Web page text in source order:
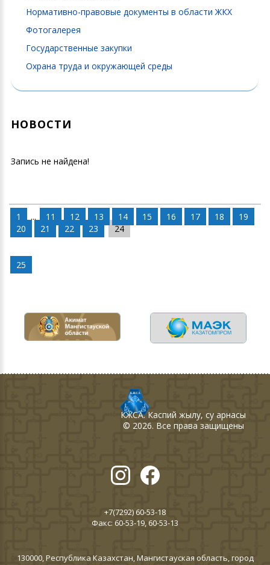
Нормативно-правовые документы в области ЖКХ
Фотогалерея
Государственные закупки
Охрана труда и окружающей среды
НОВОСТИ
Запись не найдена!
1 ... 11 12 13 14 15 16 17 18
19
20
21 22 23 24
25
КЖСА. Каспий жылу, су арнасы
© 2026. Все права защищены
+7(7292) 60-53-18
Факс: 60-53-19, 60-53-13
130000, Республика Казахстан, Мангистауская область, город